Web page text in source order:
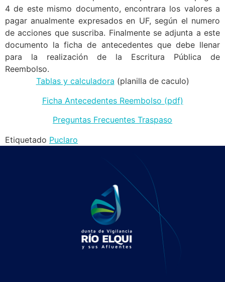
4 de este mismo documento, encontrara los valores a
pagar anualmente expresados en UF, según el numero
de acciones que suscriba. Finalmente se adjunta a este
documento la ficha de antecedentes que debe llenar
para la realización de la Escritura Pública de
Reembolso.
Tablas y calculadora (planilla de caculo)
Ficha Antecedentes Reembolso (pdf)
Preguntas Frecuentes Traspaso
Etiquetado Puclaro